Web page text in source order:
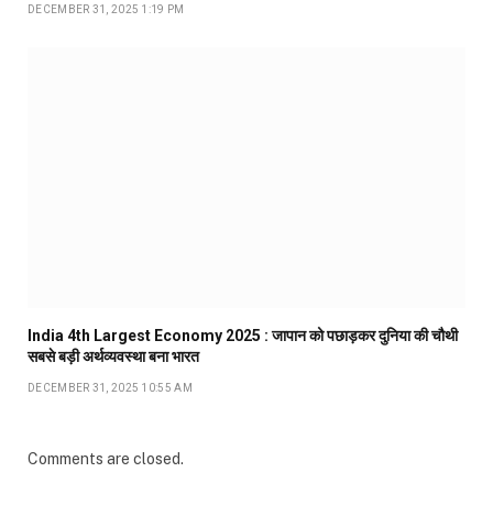
DECEMBER 31, 2025 1:19 PM
India 4th Largest Economy 2025 : जापान को पछाड़कर दुनिया की चौथी
सबसे बड़ी अर्थव्यवस्था बना भारत
DECEMBER 31, 2025 10:55 AM
Comments are closed.